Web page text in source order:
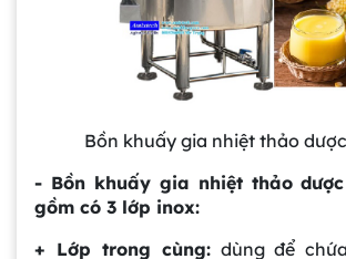
Bồn khuấy gia nhiệt thảo
- Bồn khuấy gia nhiệt thảo dược
gồm có 3 lớp inox:
+ Lớp trong cùng:dùng để